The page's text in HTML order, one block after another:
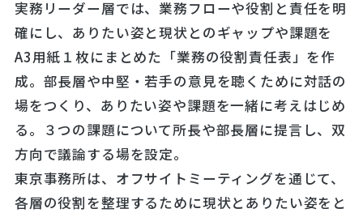
実務リーダー層では、業務フローや役割と責任を明
確にし、ありたい姿と現状とのギャップや課題を
A3用紙１枚にまとめた「業務の役割責任表」を作
成。部長層や中堅・若手の意見を聴くために対話の
場をつくり、ありたい姿や課題を一緒に考えはじめ
る。３つの課題について所長や部長層に提言し、双
方向で議論する場を設定。
東京事務所は、オフサイトミーティングを通じて、
各層の役割を整理するために現状とありたい姿をと